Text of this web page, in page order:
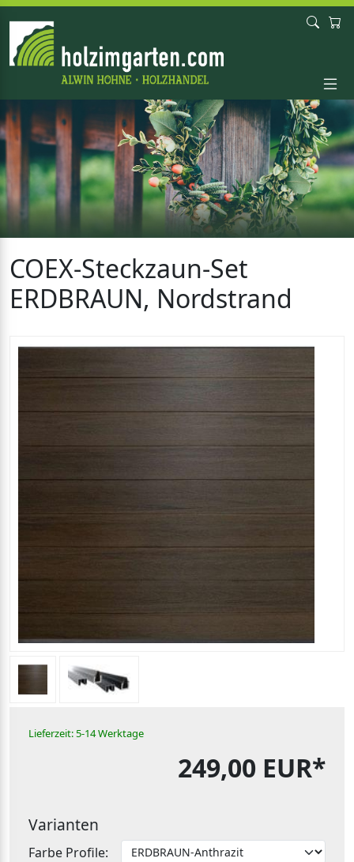
COEX-Steckzaun-Set
ERDBRAUN, Nordstrand
Lieferzeit: 5-14 Werktage
249,00 EUR*
Varianten
Farbe Profile: